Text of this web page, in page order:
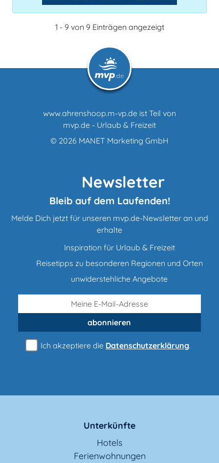
1 - 9 von 9 Einträgen angezeigt
www.ahrenshoop.m-vp.de ist Teil von
mvp.de - Urlaub & Freizeit
© 2026 MANET Marketing GmbH
Newsletter
Bleib auf dem Laufenden!
Melde Dich jetzt für unseren mvp.de-Newsletter an und
erhalte
Inspiration für Urlaub & Freizeit
Reisetipps zu besonderen Regionen und Orten
unwiderstehliche Angebote
abonnieren
Ich akzeptiere die Datenschutzerklärung.
Unterkünfte
Hotels
Ferienwohnungen